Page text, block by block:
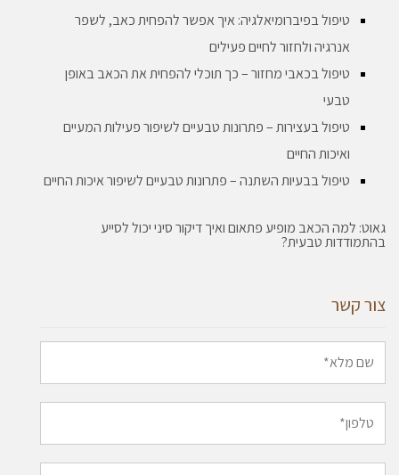
טיפול בפיברומיאלגיה: איך אפשר להפחית כאב, לשפר
אנרגיה ולחזור לחיים פעילים
טיפול בכאבי מחזור – כך תוכלי להפחית את הכאב באופן
טבעי
טיפול בעצירות – פתרונות טבעיים לשיפור פעילות המעיים
ואיכות החיים
טיפול בבעיות השתנה – פתרונות טבעיים לשיפור איכות החיים
גאוט: למה הכאב מופיע פתאום ואיך דיקור סיני יכול לסייע
בהתמודדות טבעית?
צור קשר